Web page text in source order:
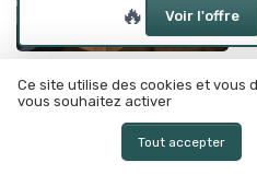
Trouver le bon message pour
on est manager
🔥 Voir l'offre
Ce site utilise des cookies et vous
vous souhaitez activer
Tout accepter